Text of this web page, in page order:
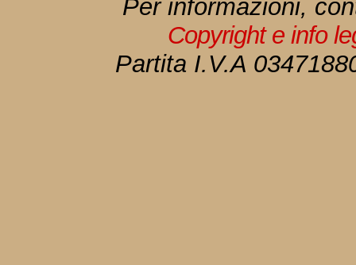
Per informazioni,
Copyright e info
Partita I.V.A